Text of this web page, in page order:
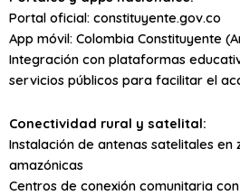
Portal oficial: constituyente.gov.co
App móvil: Colombia Constituyente
Integración con plataformas
servicios públicos para facilitar el
Conectividad rural y satelital:
Instalación de antenas satelitales en
amazónicas
Centros de conexión comunitaria